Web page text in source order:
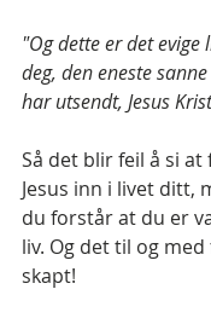
"Og dette er det evige
deg, den eneste
har utsendt, Jesus
Så det blir feil å si at
Jesus inn i livet ditt,
du forstår at du er
liv. Og det til og
skapt!